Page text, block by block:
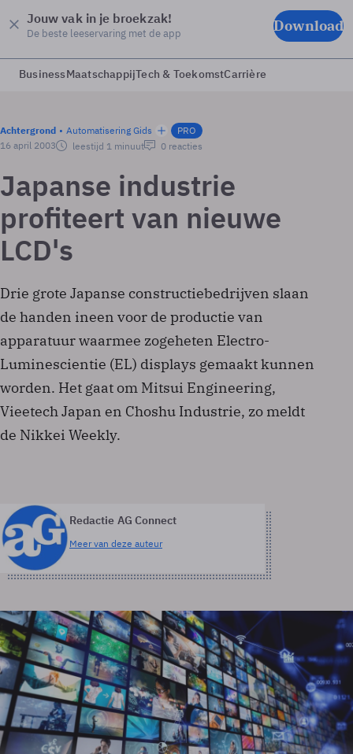
Jouw vak in je broekzak!
De beste leeservaring met de app Download
BusinessMaatschappijTech & ToekomstCarrière
Achtergrond Automatisering Gids
PRO
16 april 2003
leestijd 1 minuut 0 reacties
Japanse industrie
profiteert van nieuwe
LCD's
Drie grote Japanse constructiebedrijven slaan
de handen ineen voor de productie van
apparatuur waarmee zogeheten Electro-
Luminescientie (EL) displays gemaakt kunnen
worden. Het gaat om Mitsui Engineering,
Vieetech Japan en Choshu Industrie, zo meldt
de Nikkei Weekly.
Redactie AG Connect
Meer van deze auteur